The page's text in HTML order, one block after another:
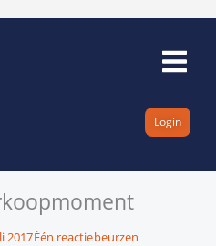
Login
2017Één reactiebeurzen